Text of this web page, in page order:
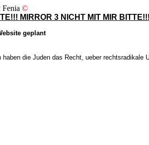
©
MIRROR 3 NICHT MIT MIR
geplant
haben die Juden das Recht, ueber rechtsradikale